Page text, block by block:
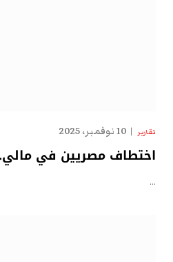
تقارير 10 نوفمبر، 2025
اختطاف مصريين في
…